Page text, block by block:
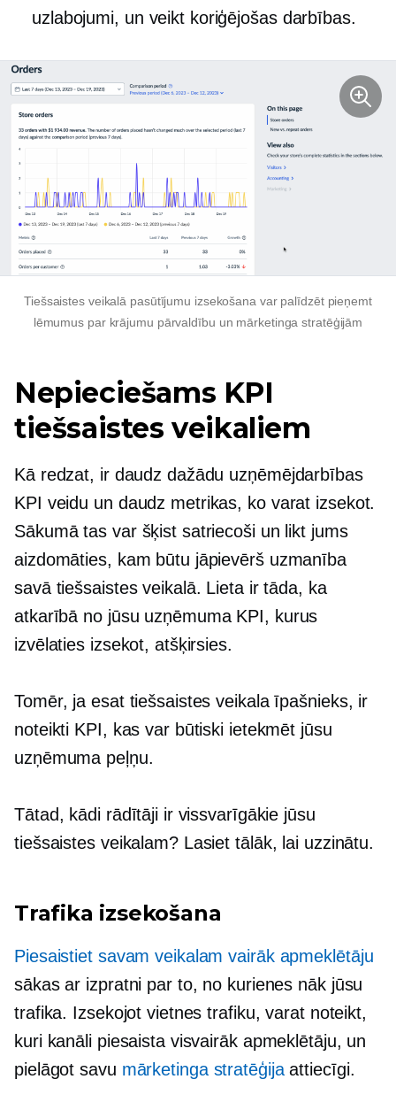
uzlabojumi, un veikt koriģējošas darbības.
Tiešsaistes veikalā pasūtījumu izsekošana var palīdzēt pieņemt
lēmumus par krājumu pārvaldību un mārketinga stratēģijām
Nepieciešams KPI
tiešsaistes veikaliem
Kā redzat, ir daudz dažādu uzņēmējdarbības
KPI veidu un daudz metrikas, ko varat izsekot.
Sākumā tas var šķist satriecoši un likt jums
aizdomāties, kam būtu jāpievērš uzmanība
savā tiešsaistes veikalā. Lieta ir tāda, ka
atkarībā no jūsu uzņēmuma KPI, kurus
izvēlaties izsekot, atšķirsies.
Tomēr, ja esat tiešsaistes veikala īpašnieks, ir
noteikti KPI, kas var būtiski ietekmēt jūsu
uzņēmuma peļņu.
Tātad, kādi rādītāji ir vissvarīgākie jūsu
tiešsaistes veikalam? Lasiet tālāk, lai uzzinātu.
Trafika izsekošana
Piesaistiet savam veikalam vairāk apmeklētāju
sākas ar izpratni par to, no kurienes nāk jūsu
trafika. Izsekojot vietnes trafiku, varat noteikt,
kuri kanāli piesaista visvairāk apmeklētāju, un
pielāgot savu mārketinga stratēģijaattiecīgi.